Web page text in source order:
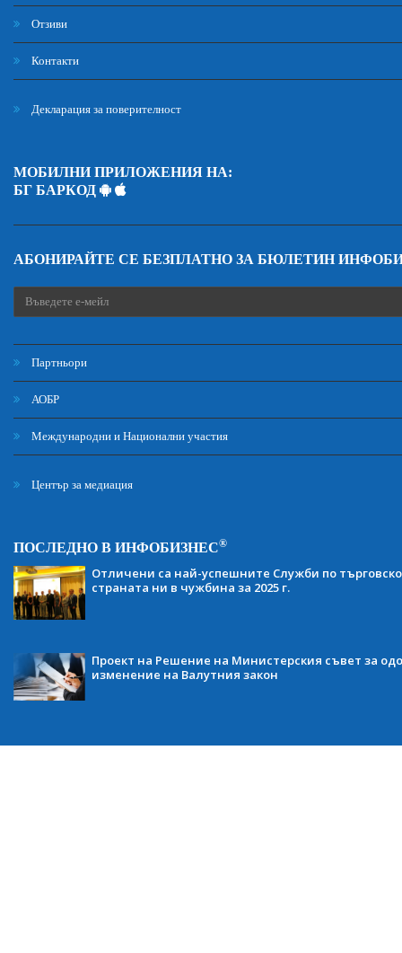
Отзиви
Контакти
Декларация за поверителност
МОБИЛНИ ПРИЛОЖЕНИЯ НА:
БГ БАРКОД
АБОНИРАЙТЕ СЕ БЕЗПЛАТНО ЗА БЮЛЕТИН
Партньори
АОБР
Международни и Национални участия
Център за медиация
ПОСЛЕДНО В ИНФОБИЗНЕС®
Отличени са най-успешните Служби по
страната ни в чужбина за 2025 г.
Проект на Решение на Министерския съвет за
изменение на Валутния закон